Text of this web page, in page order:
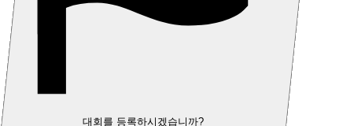
대회를 등록하시겠습니까?